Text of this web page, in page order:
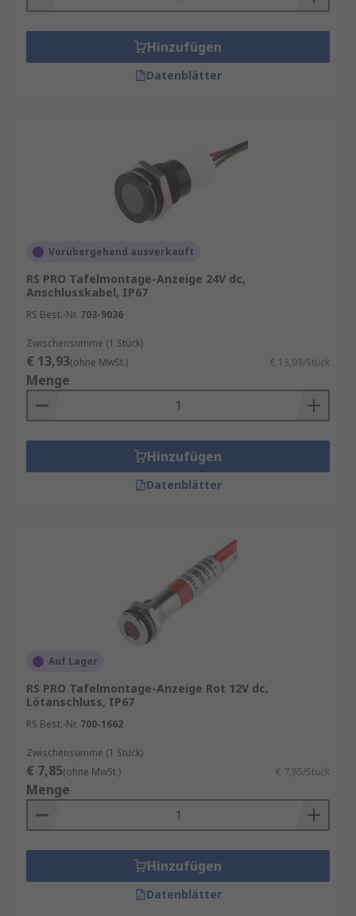
Hinzufügen
Datenblätter
Vorübergehend ausverkauft
RS PRO Tafelmontage-Anzeige 24V dc,
Anschlusskabel, IP67
RS Best.-Nr. 703-9036
Zwischensumme (1 Stück)
€ 13,93(ohne MwSt.) € 13,93/Stück
Menge
Hinzufügen
Datenblätter
Auf Lager
RS PRO Tafelmontage-Anzeige Rot 12V dc,
Lötanschluss, IP67
RS Best.-Nr. 700-1662
Zwischensumme (1 Stück)
€ 7,85(ohne MwSt.) € 7,85/Stück
Menge
Hinzufügen
Datenblätter